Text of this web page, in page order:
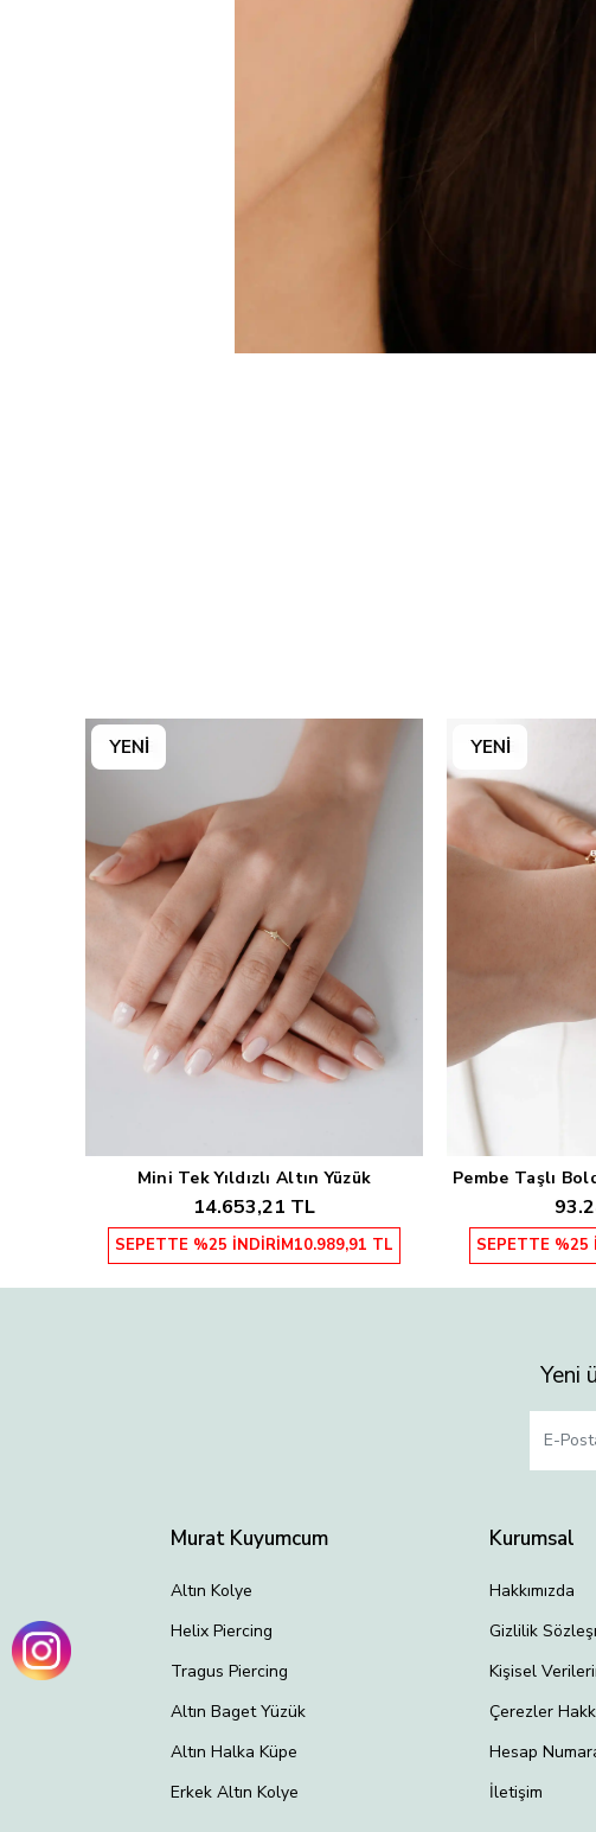
Sepete Ekle
Mini Tek Yıldızlı Altın Yüzük
14.653,21 TL
SEPETTE %25 İNDİRİM10.989,91 TL
Pembe Taşlı
SEPETTE %25
Yeni
Murat Kuyumcum
Altın Kolye
Helix Piercing
Tragus Piercing
Altın Baget Yüzük
Altın Halka Küpe
Erkek Altın Kolye
Kurumsal
Hakkımızda
Gizlilik
Kişisel
Çerezler
Hesap
İletişim